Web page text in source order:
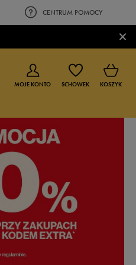
CENTRUM POMOCY
×
BUTY DLA DZIEWCZYNKI
0-4 lat
4-8 lat
9-16 lat
MOJE KONTO SCHOWEK KOSZYK